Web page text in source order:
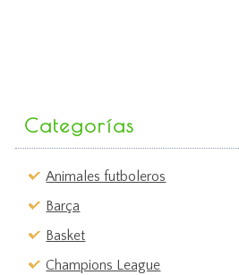
Categorías
Animales futboleros
Barça
Basket
Champions League